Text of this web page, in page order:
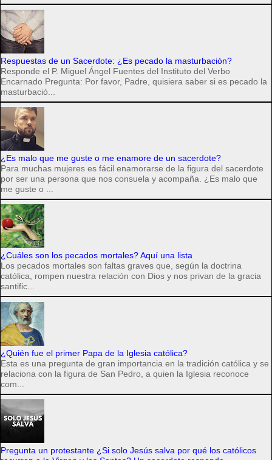
Respuestas de un Sacerdote: ¿Es pecado la masturbación?
Responde el P. Miguel Ángel Fuentes del Instituto del Verbo
Encarnado Pregunta: Por favor, Padre, quisiera saber si es pecado la
masturbació...
¿Es malo que me guste o me enamore de un sacerdote?
Para muchas mujeres es fácil enamorarse de la figura del sacerdote
por ser una persona que nos consuela y acompaña. ¿Es malo que
me guste o ...
¿Cuáles son los pecados mortales? Aquí una lista
Los pecados mortales son faltas graves que, según la doctrina
católica, rompen nuestra relación con Dios y nos privan de la gracia
santific...
¿Quién fue el primer Papa de la Iglesia católica?
Esta es una pregunta de gran importancia en la tradición católica y se
relaciona con la figura de San Pedro, a quien la Iglesia reconoce
com...
Pregunta un protestante ¿Si solo Jesús salva por qué los católicos